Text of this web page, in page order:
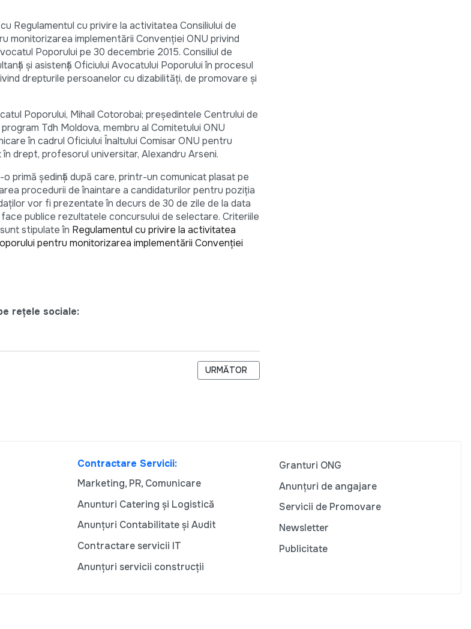
Regulamentul cu privire la activitatea Consiliului de
monitorizarea implementării Convenției ONU privind
Poporului pe 30 decembrie 2015. Consiliul de
și asistență Oficiului Avocatului Poporului în procesul
drepturile persoanelor cu dizabilități, de promovare și
Poporului, Mihail Cotorobai; preşedintele Centrului de
Tdh Moldova, membru al Comitetului ONU
în cadrul Oficiului Înaltului Comisar ONU pentru
drept, profesorul universitar, Alexandru Arseni.
primă şedinţă după care, printr-un comunicat plasat pe
procedurii de înaintare a candidaturilor pentru poziţia
vor fi prezentate în decurs de 30 de zile de la data
publice rezultatele concursului de selectare. Criteriile
stipulate în Regulamentul cu privire la activitatea
pentru monitorizarea implementării Convenției
rețele sociale:
ARTICOLUL URMĂTOR: RUSIA ȘI MOLDOVA AU OBLIGAȚIA SĂ
URMĂTOR
Contractare Servicii:
Marketing, PR, Comunicare
Anunturi Catering și Logistică
Anunțuri Contabilitate și Audit
Contractare servicii IT
Anunțuri servicii construcții
Granturi ONG
Anunțuri de angajare
Servicii de Promovare
Newsletter
Publicitate